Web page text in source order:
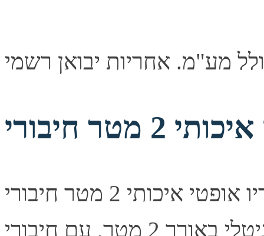
כבל אודיו אופטי איכותי 2 מטר חיבורי TOSLINK תיאור קצר כבל
אודיו אופטי דיגיטלי באורך 2 מטר, עם חיבורי TOSLINK בשני